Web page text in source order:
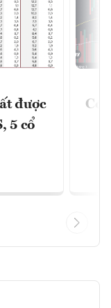
được
5 cổ
Có